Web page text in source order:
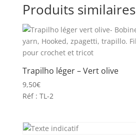
Produits similaires
Trapilho léger – Vert olive
9,50€
Réf : TL-2